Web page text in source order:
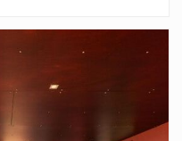
creant un autèntic paradís
seu actual propietari,
la mar des de
i els seus espais
de manera natural en